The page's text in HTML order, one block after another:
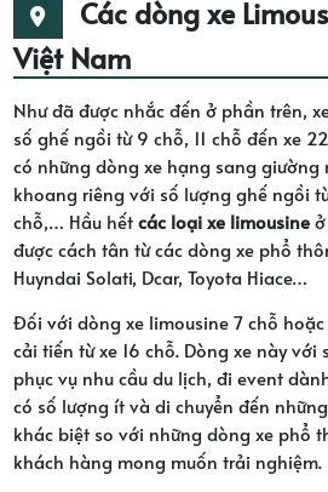
Các dòng xe
Việt Nam
Như đã được nhắc đến ở phần trên,
số ghế ngồi từ 9 chỗ, 11 chỗ đến xe
có những dòng xe hạng sang giường
khoang riêng với số lượng ghế ngồi
chỗ,… Hầu hếtcác loại xe limousineở
được cách tân từ các dòng xe phổ
Huyndai Solati, Dcar, Toyota Hiace…
Đối với dòng xe limousine 7 chỗ
cải tiến từ xe 16 chỗ. Dòng xe này với
phục vụ nhu cầu du lịch, đi event
có số lượng ít và di chuyển đến
khác biệt so với những dòng xe phổ
khách hàng mong muốn trải nghiệm.